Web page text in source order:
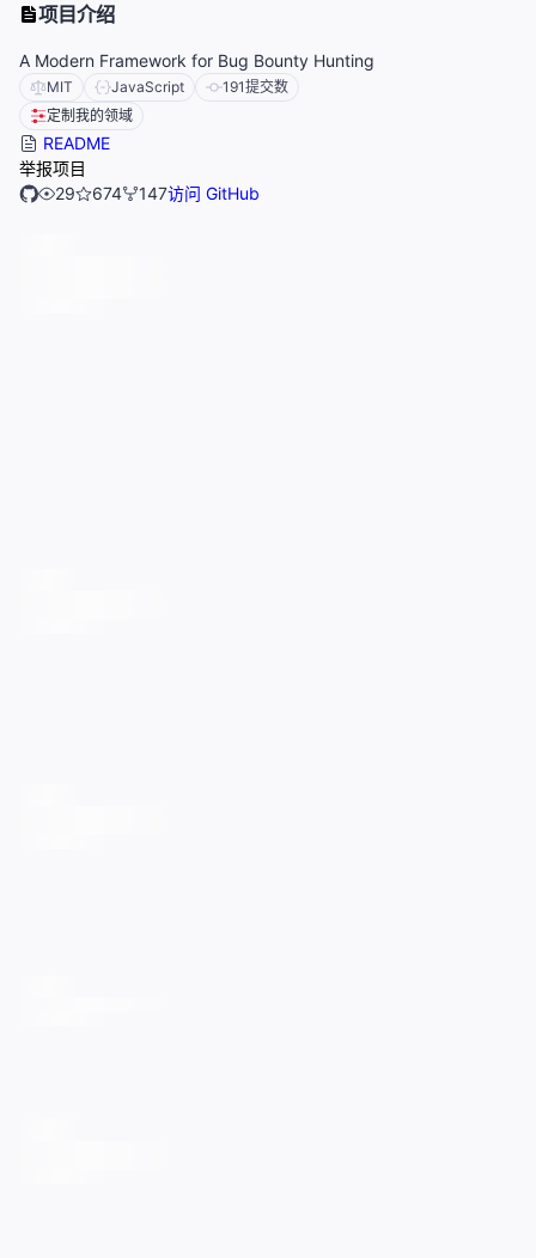
项目介绍
A Modern Framework for Bug Bounty Hunting
MIT JavaScript 191提交数
定制我的领域
README
举报项目
29
674 147访问 GitHub